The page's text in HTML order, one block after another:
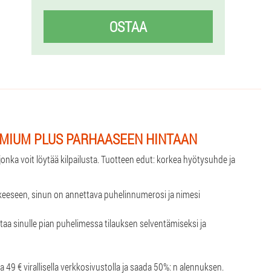
OSTAA
PLUS PARHAASEEN HINTAAN
voit löytää kilpailusta. Tuotteen edut: korkea hyötysuhde ja
sinun on annettava puhelinnumerosi ja nimesi
sinulle pian puhelimessa tilauksen selventämiseksi ja
€ virallisella verkkosivustolla ja saada 50%: n alennuksen.